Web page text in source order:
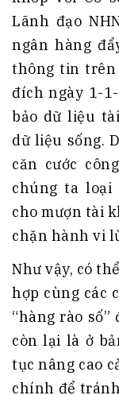
Lãnh đạo
ngân hàng
thông tin trên
đích ngày 1-
bảo dữ liệu
dữ liệu sống.
căn cước
chúng ta loại
cho mượn tài
chặn hành vi
Như vậy, có
hợp cùng các
“hàng rào
còn lại là ở
tục nâng cao
chính để